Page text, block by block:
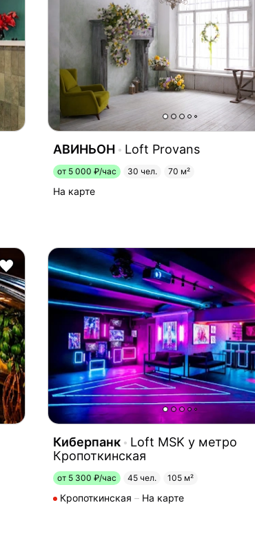
АВИНЬОН Loft Provans
от 5 000 ₽/час 30 чел. 70 м²
На карте
Киберпанк
Loft MSK у метро
Кропоткинская
от 5 300 ₽/час 45 чел. 105 м²
Кропоткинская На карте